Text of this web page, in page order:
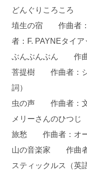
どんぐりころころ
埴生の宿 作曲者：
者：F. PAYNEタイ
ぶんぶんぶん 作曲
菩提樹 作曲者：シ
詞）
虫の声 作曲者：文
メリーさんのひつ
旅愁 作曲者：オー
山の音楽家 作曲者
スティックルス（英